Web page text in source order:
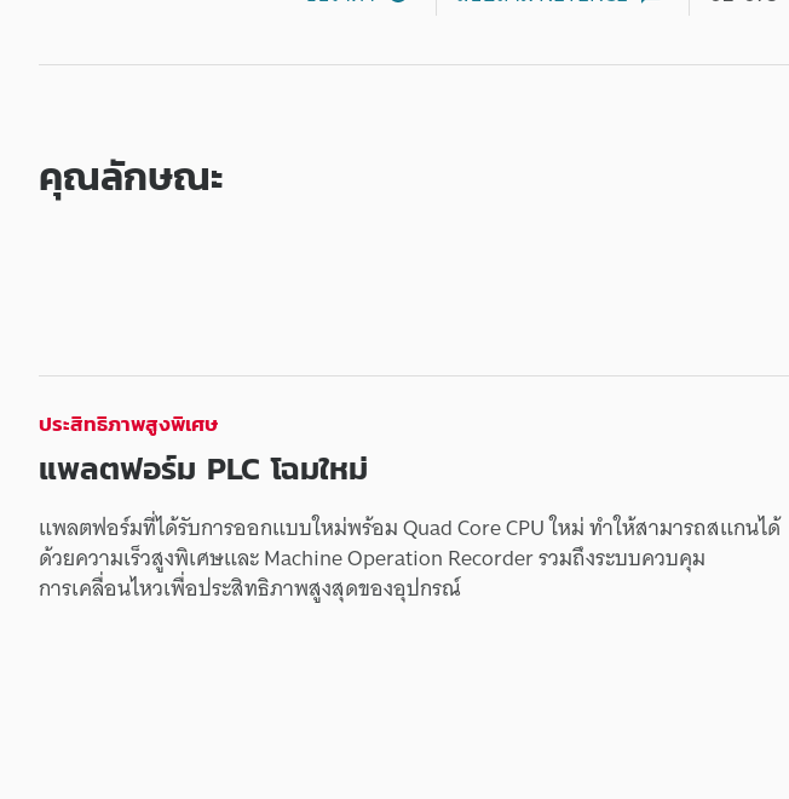
l
lคุณลักษณะ
ประสิทธิภาพสูงพิเศษ
แพลตฟอร์ม PLCโฉมใหม่
แพลตฟอร์มที่ได้รับการออกแบบใหม่พร้อมQuad Core CPUใหม่ทำให้สามารถสแกนได้
ด้วยความเร็วสูงพิเศษและMachine Operation Recorderรวมถึงระบบควบคุม
การเคลื่อนไหวเพื่อประสิทธิภาพสูงสุดของอุปกรณ์